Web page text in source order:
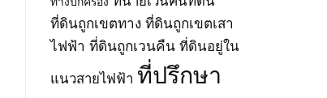
ที่ดินถูกเขตทาง ที่ดินถูกเขตเสา
ไฟฟ้า ที่ดินถูกเวนคืน ที่ดินอยู่ใน
แนวสายไฟฟ้า ที่ปรึกษา